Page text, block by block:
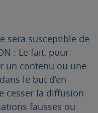
sera susceptible de
: Le fait, pour
un contenu ou une
le but d’en
cesser la diffusion
fausses ou